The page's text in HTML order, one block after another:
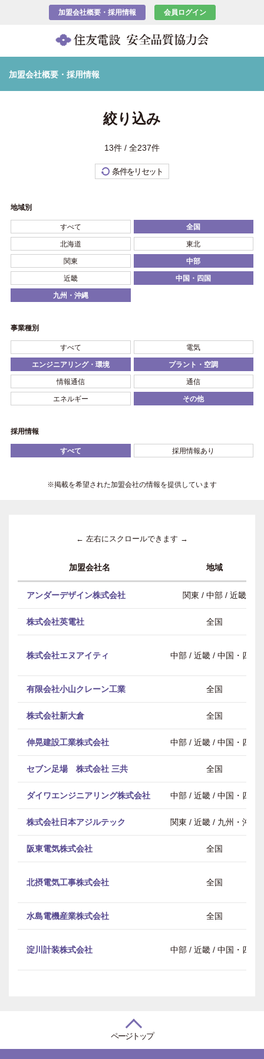
加盟会社概要・採用情報 会員ログイン
加盟会社概要・採用情報
絞り込み
13件 / 全237件
条件をリセット
地域別
すべて 全国
北海道 東北
関東 中部
近畿 中国・四国
九州・沖縄
事業種別
すべて 電気
エンジニアリング・環境 プラント・空調
情報通信 通信
エネルギー その他
採用情報
すべて 採用情報あり
※掲載を希望された加盟会社の情報を提供しています
← 左右にスクロールできます →
加盟会社名 地域
アンダーデザイン株式会社 関東 / 中部 / 近畿
株式会社英電社 全国
株式会社エヌアイティ 中部 / 近畿 / 中国・四国
有限会社小山クレーン工業 全国
株式会社新大倉 全国
伸晃建設工業株式会社 中部 / 近畿 / 中国・四国
セブン足場 株式会社 三共 全国
ダイワエンジニアリング株式会社 中部 / 近畿 / 中国・四国
株式会社日本アジルテック 関東 / 近畿 / 九州・沖縄
阪東電気株式会社 全国
北摂電気工事株式会社 全国
水島電機産業株式会社 全国
淀川計装株式会社 中部 / 近畿 / 中国・四国
ページトップ